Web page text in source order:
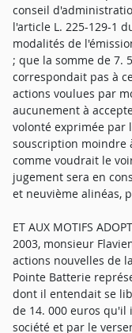
conseil
l'article L. 225-129-1
modalités de
; que la somme de 7.
correspondait pas à
actions voulues par
aucunement à
volonté exprimée par
souscription moindre
comme voudrait le
jugement sera en
et neuvième alinéas,
ET AUX MOTIFS
2003, monsieur
actions nouvelles de
Pointe Batterie
dont il entendait se
de 14. 000 euros
société et par le